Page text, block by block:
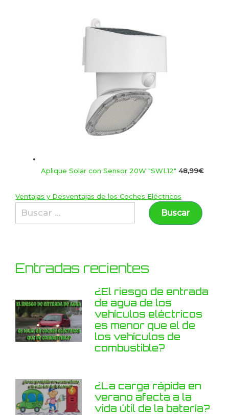
Aplique Solar con Sensor 20W "SWL12" 48,99€
Ventajas y Desventajas de los Coches Eléctricos
Entradas recientes
¿El riesgo de entrada
de agua de los
vehículos eléctricos
es menor que el de
los vehículos de
combustible?
¿La carga rápida en
verano afecta a la
vida útil de la batería?